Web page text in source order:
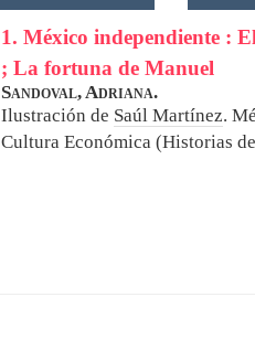
1. México independiente :
; La fortuna de Manuel
Sandoval, Adriana.
Ilustración de Saúl Martínez.
Cultura Económica (Historias